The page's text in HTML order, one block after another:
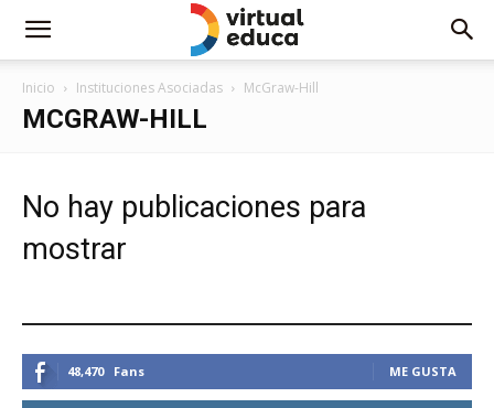
Inicio Instituciones Asociadas McGraw-Hill
MCGRAW-HILL
No hay publicaciones para
mostrar
48,470 Fans ME GUSTA